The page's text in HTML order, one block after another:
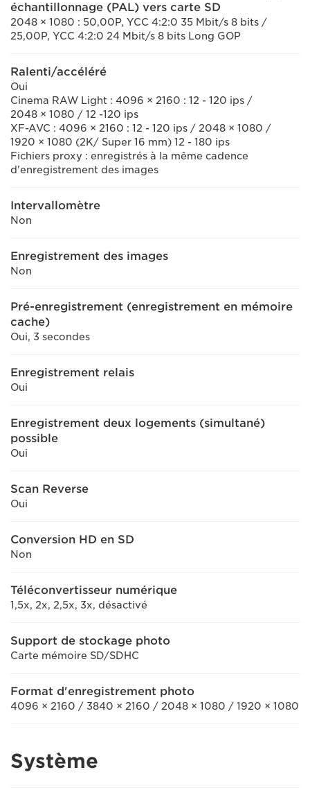
échantillonnage (PAL) vers carte SD
2048 × 1080 : 50,00P, YCC 4:2:0 35 Mbit/s 8 bits /
25,00P, YCC 4:2:0 24 Mbit/s 8 bits Long GOP
Ralenti/accéléré
Oui
Cinema RAW Light : 4096 × 2160 : 12 - 120 ips /
2048 × 1080 / 12 -120 ips
XF-AVC : 4096 × 2160 : 12 - 120 ips / 2048 × 1080 /
1920 × 1080 (2K/ Super 16 mm) 12 - 180 ips
Fichiers proxy : enregistrés à la même cadence
d'enregistrement des images
Intervallomètre
Non
Enregistrement des images
Non
Pré-enregistrement (enregistrement en mémoire
cache)
Oui, 3 secondes
Enregistrement relais
Oui
Enregistrement deux logements (simultané)
possible
Oui
Scan Reverse
Oui
Conversion HD en SD
Non
Téléconvertisseur numérique
1,5x, 2x, 2,5x, 3x, désactivé
Support de stockage photo
Carte mémoire SD/SDHC
Format d'enregistrement photo
4096 × 2160 / 3840 × 2160 / 2048 × 1080 / 1920 × 1080
Système